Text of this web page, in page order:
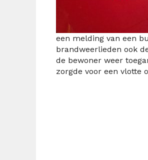
een melding van een
brandweerlieden ook
de bewoner weer
zorgde voor een vlotte